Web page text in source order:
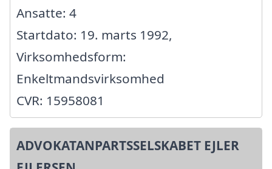
Ansatte: 4
Startdato: 19. marts 1992,
Virksomhedsform:
Enkeltmandsvirksomhed
CVR: 15958081
ADVOKATANPARTSSELSKABET EJLER